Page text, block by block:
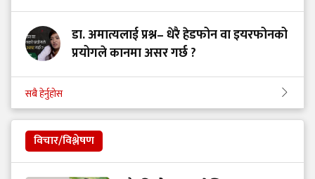
डा. अमात्यलाई प्रश्न– धेरै हेडफोन वा इयरफोनको
प्रयोगले कानमा असर गर्छ ?
सबै हेर्नुहोस
विचार/विश्लेषण